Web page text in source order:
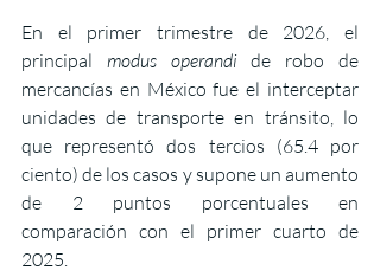
En el primer trimestre de 2026, el
principal modus operandi de robo de
mercancías en México fue el interceptar
unidades de transporte en tránsito, lo
que representó dos tercios (65.4 por
ciento) de los casos y supone un aumento
de 2 puntos porcentuales en
comparación con el primer cuarto de
2025.